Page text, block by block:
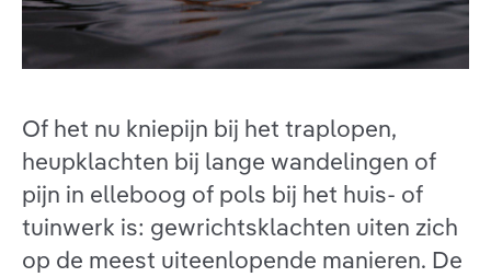
Of het nu kniepijn bij het traplopen,
heupklachten bij lange wandelingen of
pijn in elleboog of pols bij het huis- of
tuinwerk is: gewrichtsklachten uiten zich
op de meest uiteenlopende manieren. De